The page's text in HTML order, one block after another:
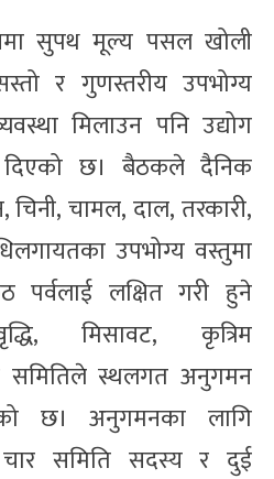
सुपथ मूल्य पसल खोली
र गुणस्तरीय उपभोग्य
मिलाउन पनि उद्योग
दिएको छ। बैठकले दैनिक
चिनी, चामल, दाल, तरकारी,
उपभोग्य वस्तुमा
लक्षित गरी हुने
मिसावट, कृत्रिम
समितिले स्थलगत अनुगमन
छ। अनुगमनका लागि
चार समिति सदस्य र दुई